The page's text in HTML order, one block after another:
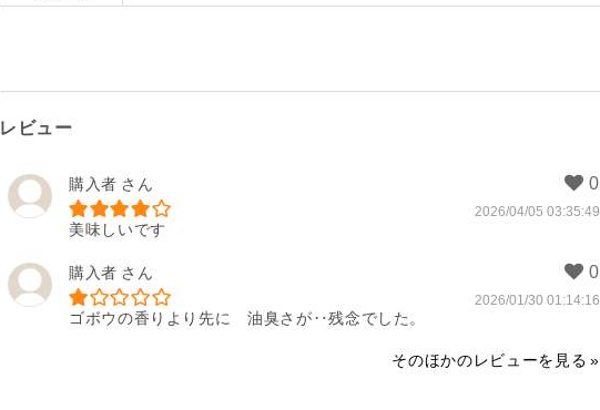
レビュー
購入者
2026/04/05 03:35:49
美味しいです
購入者
2026/01/30 01:14:16
ゴボウの香りより先に　油臭さが‥残念でした。
そのほかのレビューを見る